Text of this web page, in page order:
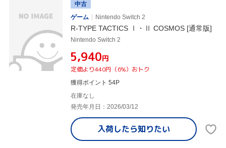
中古
ゲーム
Nintendo Switch 2
R-TYPE TACTICS Ⅰ・Ⅱ COSMOS [通常版]
Nintendo Switch 2
¥5,940円
定価より440円（6%）おトク
獲得ポイント 54P
在庫なし
発売年月日：2026/03/12
入荷したら知りたい